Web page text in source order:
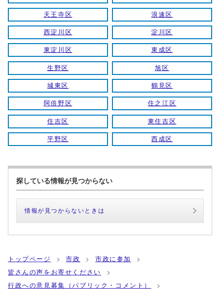
天王寺区 浪速区
西淀川区 淀川区
東淀川区 東成区
生野区 旭区
城東区 鶴見区
阿倍野区 住之江区
住吉区 東住吉区
平野区 西成区
探している情報が見つからない
情報が見つからないときは
トップページ 市政
市政に参加
皆さんの声をお寄せください
行政への意見募集（パブリック・コメント）